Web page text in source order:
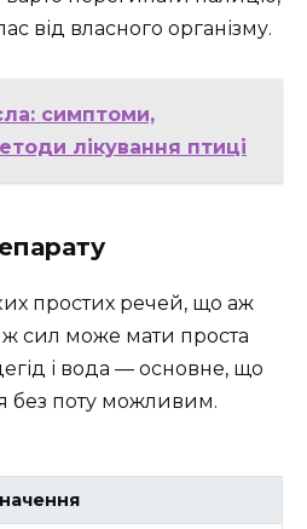
від власного організму.
симптоми,
лікування птиці
простих речей, що аж
ж сил може мати проста
і вода — основне, що
без поту можливим.